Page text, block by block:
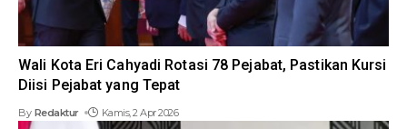
Wali Kota Eri Cahyadi Rotasi 78 Pejabat, Pastikan Kursi
Diisi Pejabat yang Tepat
By Redaktur Kamis, 2 Apr 2026